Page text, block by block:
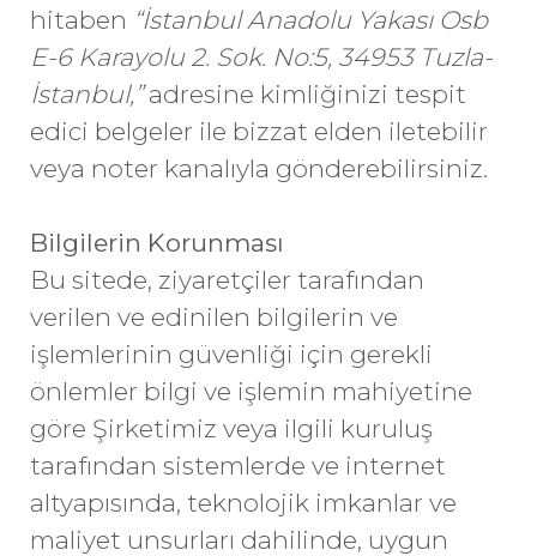
hitaben “İstanbul Anadolu Yakası Osb
E-6 Karayolu 2. Sok. No:5, 34953 Tuzla-
İstanbul,”adresine kimliğinizi tespit
edici belgeler ile bizzat elden iletebilir
veya noter kanalıyla gönderebilirsiniz.
Bilgilerin Korunması
Bu sitede, ziyaretçiler tarafından
verilen ve edinilen bilgilerin ve
işlemlerinin güvenliği için gerekli
önlemler bilgi ve işlemin mahiyetine
göre Şirketimiz veya ilgili kuruluş
tarafından sistemlerde ve internet
altyapısında, teknolojik imkanlar ve
maliyet unsurları dahilinde, uygun